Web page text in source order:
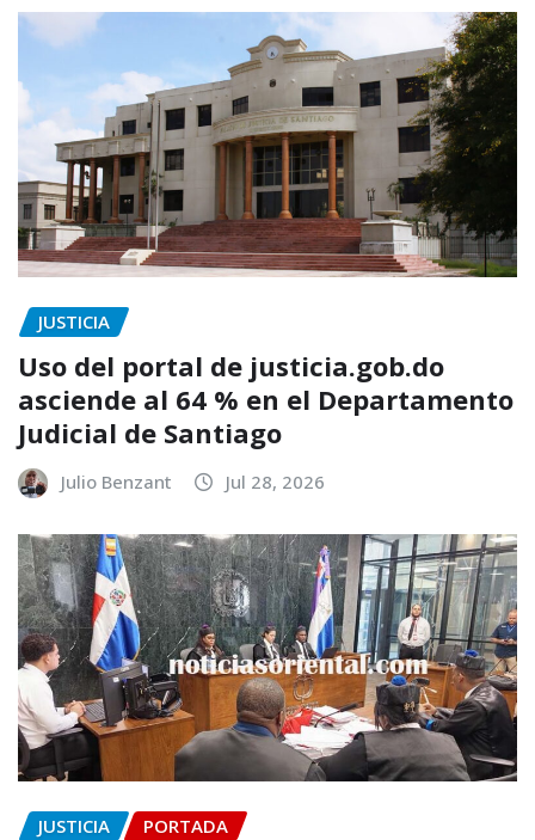
JUSTICIA
Uso del portal de justicia.gob.do
asciende al 64 % en el Departamento
Judicial de Santiago
Julio Benzant Jul 28, 2026
JUSTICIA PORTADA